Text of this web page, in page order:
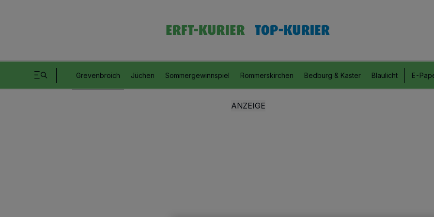
Grevenbroich Jüchen Sommergewinnspiel Rommerskirchen Bedburg & Kaster Blaulicht E-